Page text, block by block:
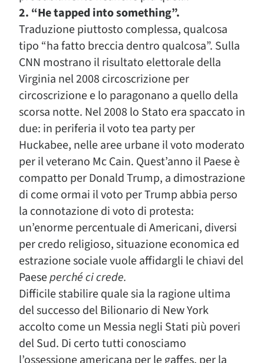
2. “He tapped into something”.
Traduzione piuttosto complessa, qualcosa
tipo “ha fatto breccia dentro qualcosa”. Sulla
CNN mostrano il risultato elettorale della
Virginia nel 2008 circoscrizione per
circoscrizione e lo paragonano a quello della
scorsa notte. Nel 2008 lo Stato era spaccato in
due: in periferia il voto tea party per
Huckabee, nelle aree urbane il voto moderato
per il veterano Mc Cain. Quest’anno il Paese è
compatto per Donald Trump, a dimostrazione
di come ormai il voto per Trump abbia perso
la connotazione di voto di protesta:
un’enorme percentuale di Americani, diversi
per credo religioso, situazione economica ed
estrazione sociale vuole affidargli le chiavi del
Paeseperché ci crede.
Difficile stabilire quale sia la ragione ultima
del successo del Bilionario di New York
accolto come un Messia negli Stati più poveri
del Sud. Di certo tutti conosciamo